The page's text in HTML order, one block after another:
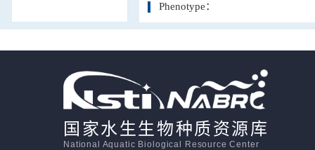
Phenotype：
国家水生生物种质资源库
National Aquatic Biological Resource Center